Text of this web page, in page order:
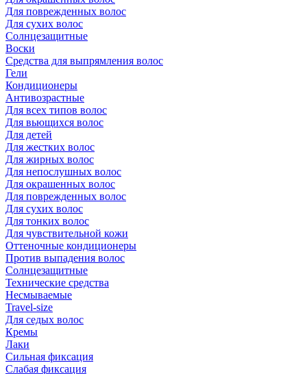
Для поврежденных волос
Для сухих волос
Солнцезащитные
Воски
Средства для выпрямления волос
Гели
Кондиционеры
Антивозрастные
Для всех типов волос
Для вьющихся волос
Для детей
Для жестких волос
Для жирных волос
Для непослушных волос
Для окрашенных волос
Для поврежденных волос
Для сухих волос
Для тонких волос
Для чувствительной кожи
Оттеночные кондиционеры
Против выпадения волос
Солнцезащитные
Технические средства
Несмываемые
Travel-size
Для седых волос
Кремы
Лаки
Сильная фиксация
Слабая фиксация